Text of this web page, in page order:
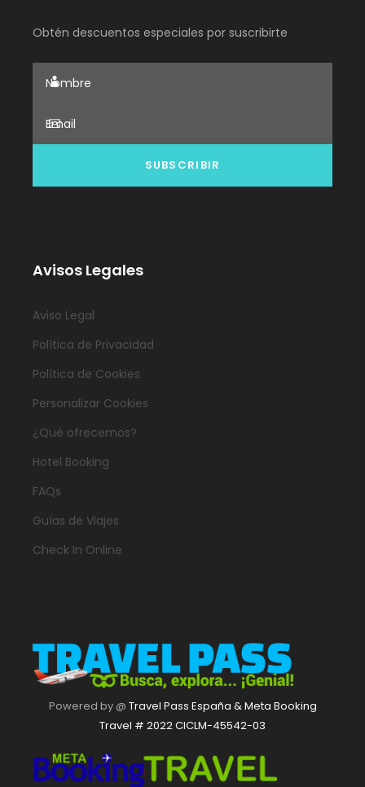
Obtén descuentos especiales por suscribirte
Avisos Legales
Aviso Legal
Política de Privacidad
Política de Cookies
Personalizar Cookies
¿Qué ofrecemos?
Hotel Booking
FAQs
Guías de Viajes
Check In Online
Powered by @ Travel Pass España & Meta Booking
Travel # 2022 CICLM-45542-03